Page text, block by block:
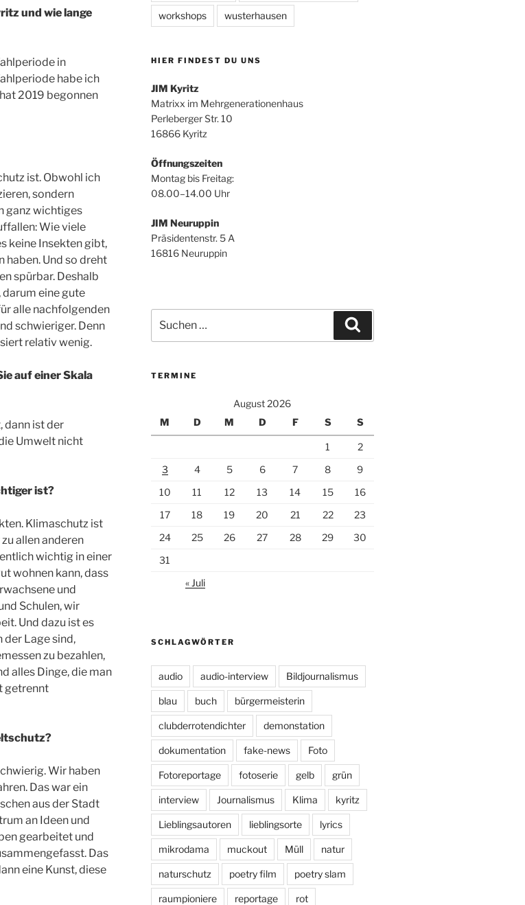
und wie lange
in
habe ich
2019 begonnen
ist. Obwohl ich
sondern
ganz wichtiges
Wie viele
keine Insekten gibt,
haben. Und so dreht
spürbar. Deshalb
darum eine gute
alle nachfolgenden
schwieriger. Denn
relativ wenig.
auf einer Skala
dann ist der
Umwelt nicht
ist?
Klimaschutz ist
allen anderen
wichtig in einer
wohnen kann, dass
und
Schulen, wir
Und dazu ist es
der Lage sind,
zu bezahlen,
alles Dinge, die man
getrennt
Wir haben
Das war ein
aus der Stadt
an Ideen und
gearbeitet und
Das
eine Kunst, diese
workshops wusterhausen
HIER FINDEST DU UNS
JIM Kyritz
Matrixx im Mehrgenerationenhaus
Perleberger Str. 10
16866 Kyritz
Öffnungszeiten
Montag bis Freitag:
08.00–14.00 Uhr
JIM Neuruppin
Präsidentenstr. 5 A
16816 Neuruppin
nach:
TERMINE
August 2026
M
D M D F S S
1
2
3
4 5 6 7 8
9
10
11 12 13 14 15
16
17
18 19 20 21 22
23
24
25 26 27 28 29
30
31
« Juli
SCHLAGWÖRTER
audio audio-interview Bildjournalismus
blau buch bürgermeisterin
clubderrotendichter demonstation
dokumentation fake-news Foto
Fotoreportage fotoserie gelb grün
interview Journalismus Klima kyritz
Lieblingsautoren lieblingsorte lyrics
mikrodama muckout Müll natur
naturschutz poetry film poetry slam
raumpioniere reportage rot